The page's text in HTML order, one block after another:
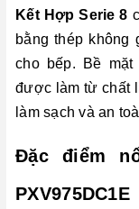
Kết Hợp Serie 8
bằng thép không
cho bếp. Bề mặt
được làm từ chất
làm sạch và an
Đặc điểm
PXV975DC1E